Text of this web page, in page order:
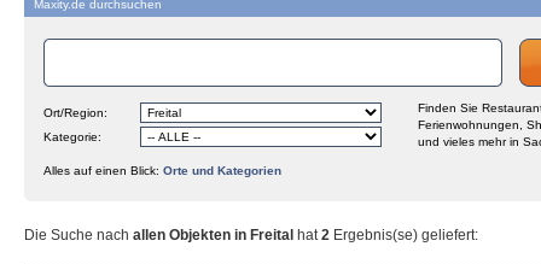
Maxity.de durchsuchen
Ort/Region:
Kategorie:
Finden Sie
Ferienwohnungen,
und vieles mehr in
Alles auf einen Blick: Orte und Kategorien
Die Suche nach allen Objekten in Freital hat2 Ergebnis(se) geliefert: